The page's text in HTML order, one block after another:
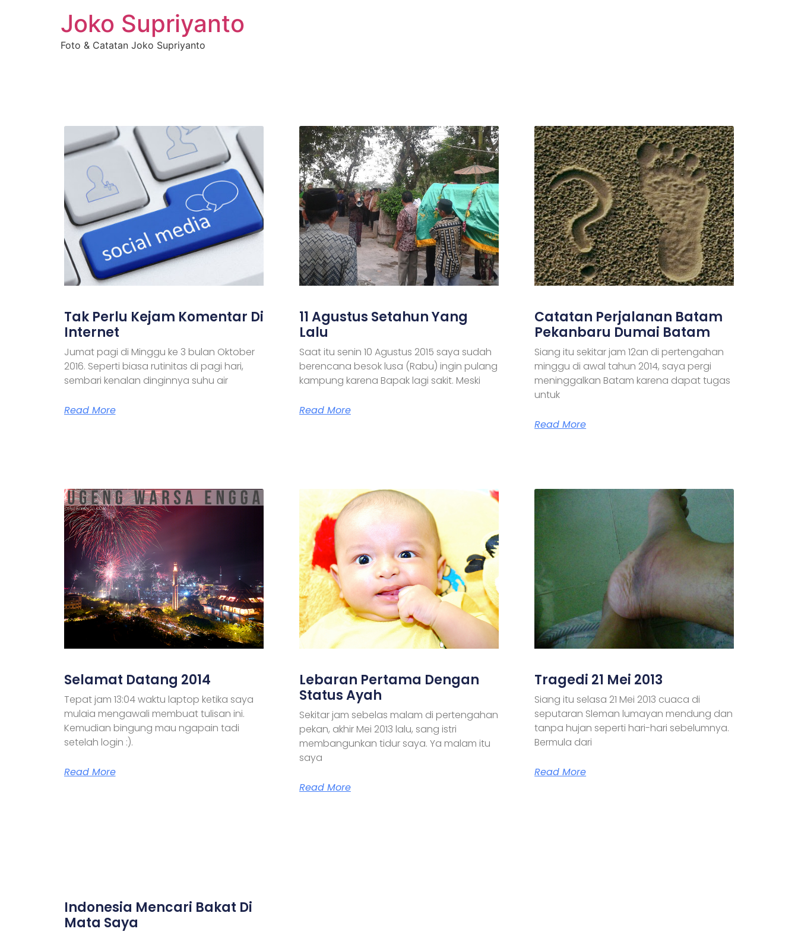
Joko Supriyanto
Foto & Catatan Joko Supriyanto
Tak Perlu Kejam Komentar Di
Internet
Jumat pagi di Minggu ke 3 bulan Oktober
2016. Seperti biasa rutinitas di pagi hari,
sembari kenalan dinginnya suhu air
Read More
11 Agustus Setahun Yang
Lalu
Saat itu senin 10 Agustus 2015 saya sudah
berencana besok lusa (Rabu) ingin pulang
kampung karena Bapak lagi sakit. Meski
Read More
Catatan Perjalanan Batam
Pekanbaru Dumai Batam
Siang itu sekitar jam 12an di pertengahan
minggu di awal tahun 2014, saya pergi
meninggalkan Batam karena dapat tugas
untuk
Read More
Selamat Datang 2014
Tepat jam 13:04 waktu laptop ketika saya
mulaia mengawali membuat tulisan ini.
Kemudian bingung mau ngapain tadi
setelah login :).
Read More
Lebaran Pertama Dengan
Status Ayah
Sekitar jam sebelas malam di pertengahan
pekan, akhir Mei 2013 lalu, sang istri
membangunkan tidur saya. Ya malam itu
saya
Read More
Tragedi 21 Mei 2013
Siang itu selasa 21 Mei 2013 cuaca di
seputaran Sleman lumayan mendung dan
tanpa hujan seperti hari-hari sebelumnya.
Bermula dari
Read More
Indonesia Mencari Bakat Di
Mata Saya